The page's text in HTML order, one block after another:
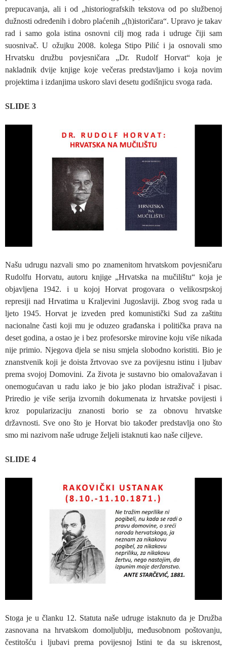
prepucavanja, ali i od „historiografskih tekstova od po službenoj
dužnosti određenih i dobro plaćenih „(h)istoričara“. Upravo je takav
rad i samo gola istina osnovni cilj mog rada i udruge čiji sam
suosnivač. U ožujku 2008. kolega Stipo Pilić i ja osnovali smo
Hrvatsku družbu povjesničara „Dr. Rudolf Horvat“ koja je
nakladnik dvije knjige koje večeras predstavljamo i koja novim
projektima i izdanjima uskoro slavi desetu godišnjicu svoga rada.
SLIDE 3
Našu udrugu nazvali smo po znamenitom hrvatskom povjesničaru
Rudolfu Horvatu, autoru knjige „Hrvatska na mučilištu“ koja je
objavljena 1942. i u kojoj Horvat progovara o velikosrpskoj
represiji nad Hrvatima u Kraljevini Jugoslaviji. Zbog svog rada u
ljeto 1945. Horvat je izveden pred komunistički Sud za zaštitu
nacionalne časti koji mu je oduzeo građanska i politička prava na
deset godina, a ostao je i bez profesorske mirovine koju više nikada
nije primio. Njegova djela se nisu smjela slobodno koristiti. Bio je
znanstvenik koji je doista žrtvovao sve za povijesnu istinu i ljubav
prema svojoj Domovini. Za života je sustavno bio omalovažavan i
onemogućavan u radu iako je bio jako plodan istraživač i pisac.
Priredio je više serija izvornih dokumenata iz hrvatske povijesti i
kroz popularizaciju znanosti borio se za obnovu hrvatske
državnosti. Sve ono što je Horvat bio također predstavlja ono što
smo mi nazivom naše udruge željeli istaknuti kao naše ciljeve.
SLIDE 4
Stoga je u članku 12. Statuta naše udruge istaknuto da je Družba
zasnovana na hrvatskom domoljublju, međusobnom poštovanju,
čestitošću i ljubavi prema povijesnoj Istini te da su iskrenost,